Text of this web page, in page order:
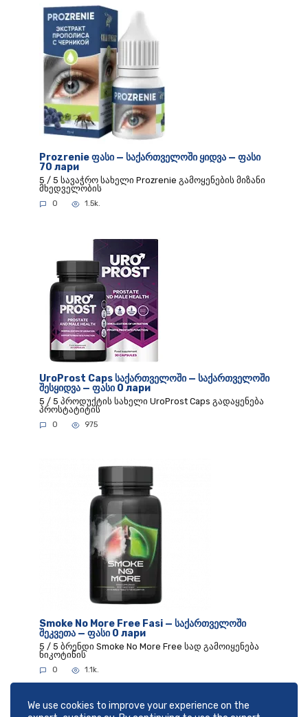
We use cookies to improve your experience on the
Prozrenie ფასი — საქართველოში ყიდვა — ფასი
70 лари
5 / 5 სავაჭრო სახელი Prozrenie გამოყენების მიზანი
მხედველობის
0 1.5k.
UroProst Caps საქართველოში — საქართველოში
შესყიდვა — ფასი 0 лари
5 / 5 პროდუქტის სახელი UroProst Caps გადაყენება
პროსტატიტის
0 975
Smoke No More Free Fasi — საქართველოში
შეკვეთა — ფასი 0 лари
5 / 5 ბრენდი Smoke No More Free სად გამოიყენება
ნიკოტინის
0 1.1k.